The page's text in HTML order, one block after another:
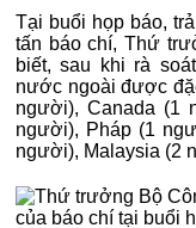
Tại buổi họp báo,
tấn báo chí, Thứ
biết, sau khi rà
nước ngoài được
người), Canada (1
người), Pháp (1
người), Malaysia (2